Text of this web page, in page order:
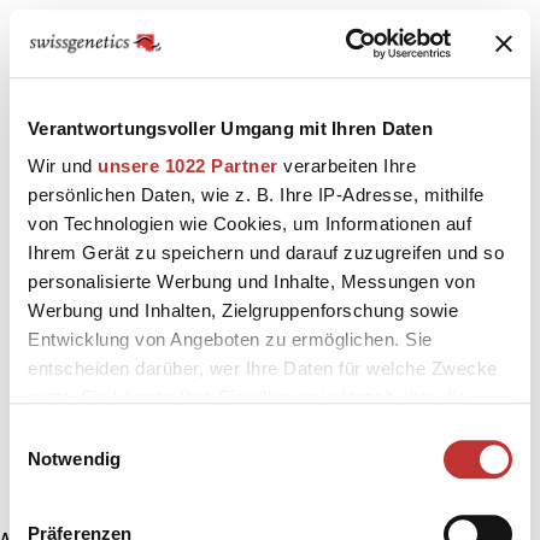
Verantwortungsvoller Umgang mit Ihren Daten
Wir und unsere 1022 Partner verarbeiten Ihre
persönlichen Daten, wie z. B. Ihre IP-Adresse, mithilfe
von Technologien wie Cookies, um Informationen auf
Ihrem Gerät zu speichern und darauf zuzugreifen und so
personalisierte Werbung und Inhalte, Messungen von
Werbung und Inhalten, Zielgruppenforschung sowie
Entwicklung von Angeboten zu ermöglichen. Sie
entscheiden darüber, wer Ihre Daten für welche Zwecke
Trigger Symbol ändern oder widerrufen
Notwendig
Präferenzen